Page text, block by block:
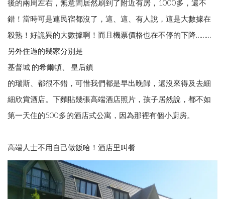
後的兩周左右，無意間居然刷到了附近有房，1000多，還不
錯！當時可是連民宿都沒了，這、這、有人說，這是大數據在
殺熟！好詭異的大數據啊！而且機票價格也在不停的下降………
另外住過的幾家分別是
基督城 的希爾頓、 皇后鎮
的瑞斯、都很不錯，可惜我們都是早出晚歸，還沒來得及去細
細欣賞酒店。下麵貼幾張高端酒店照片，孩子居然說，都不如
第一天住的500多的酒店式公寓，因為那裡有個小廚房。
高端人士不用自己做飯哈！酒店里叫餐